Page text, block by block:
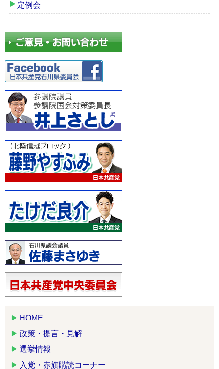
定例会
HOME
政策・提言・見解
選挙情報
入党・赤旗購読コーナー